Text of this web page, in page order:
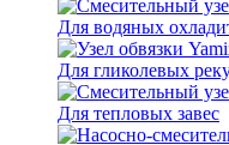
Для водяных
Для гликолевых
Для тепловых завес